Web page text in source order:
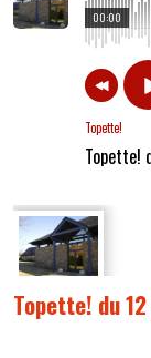
00:00
Topette!
Topette!
Topette! du